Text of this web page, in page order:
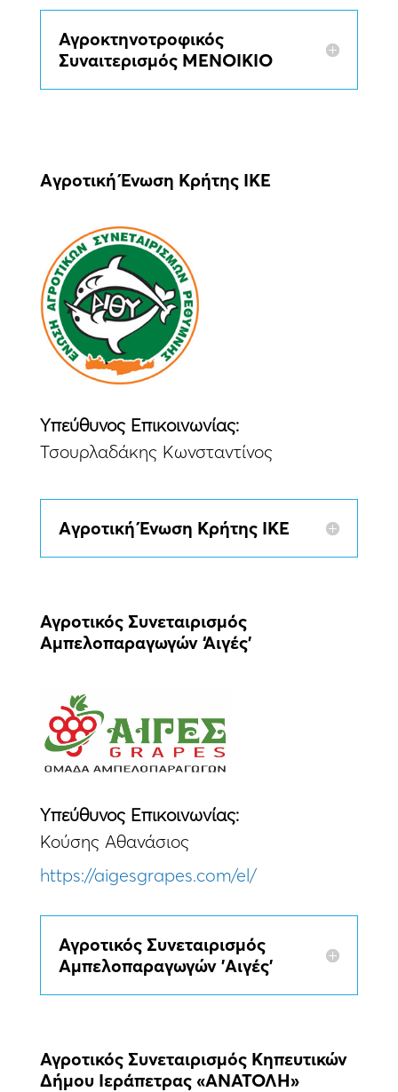
Αγροκτηνοτροφικός
Συναιτερισμός ΜΕΝΟΙΚΙΟ
Aγροτική Ένωση Κρήτης ΙΚΕ
Yπεύθυνος Eπικοινωνίας:
Τσουρλαδάκης Κωνσταντίνος
Aγροτική Ένωση Κρήτης ΙΚΕ
Αγροτικός Συνεταιρισμός
Αμπελοπαραγωγών ‘Αιγές’
Yπεύθυνος Eπικοινωνίας:
Κούσης Αθανάσιος
https://aigesgrapes.com/el/
Αγροτικός Συνεταιρισμός
Αμπελοπαραγωγών 'Αιγές'
Αγροτικός Συνεταιρισμός Κηπευτικών
Δήμου Ιεράπετρας «ΑΝΑΤΟΛΗ»